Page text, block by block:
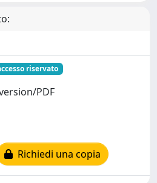
riservato
PDF
Richiedi una copia